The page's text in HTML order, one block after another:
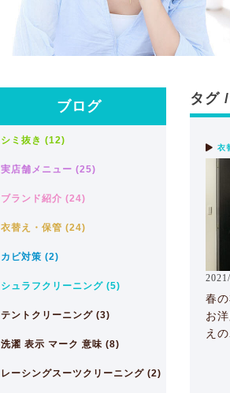
タグ
衣
春
お
え
ブログ
シミ抜き (12)
実店舗メニュー (25)
ブランド紹介 (24)
衣替え・保管 (24)
カビ対策 (2)
シュラフクリーニング (5)
テントクリーニング (3)
洗濯 表示 マーク 意味 (8)
レーシングスーツクリーニング (2)